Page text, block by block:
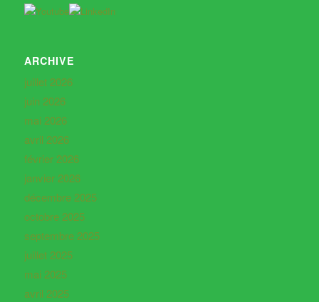
ARCHIVE
juillet 2026
juin 2026
mai 2026
avril 2026
février 2026
janvier 2026
décembre 2025
octobre 2025
septembre 2025
juillet 2025
mai 2025
avril 2025